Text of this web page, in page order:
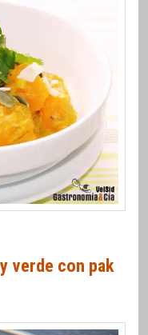
verde con pak